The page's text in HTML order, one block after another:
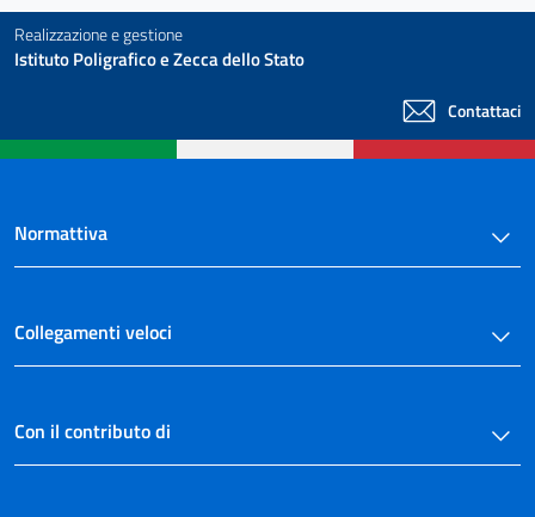
Realizzazione e gestione
Istituto Poligrafico e Zecca dello Stato
Contattaci
Normattiva
Collegamenti veloci
Con il contributo di